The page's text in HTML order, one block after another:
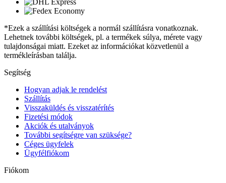
*Ezek a szállítási költségek a normál szállításra vonatkoznak.
Lehetnek további költségek, pl. a termékek súlya, mérete vagy
tulajdonságai miatt. Ezeket az információkat közvetlenül a
termékleírásban találja.
Segítség
Hogyan adjak le rendelést
Szállítás
Visszaküldés és visszatérítés
Fizetési módok
Akciók és utalványok
További segítségre van szüksége?
Céges ügyfelek
Ügyfélfiókom
Fiókom